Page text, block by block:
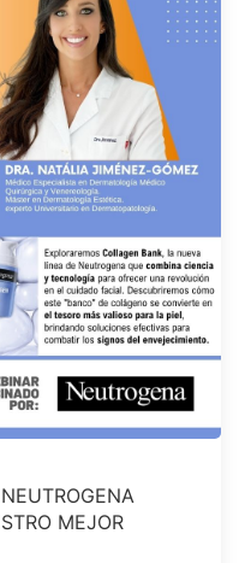
MEJOR